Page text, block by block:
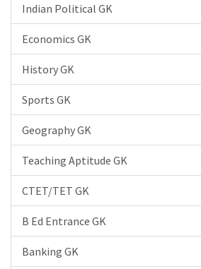
Indian Political GK
Economics GK
History GK
Sports GK
Geography GK
Teaching Aptitude GK
CTET/TET GK
B Ed Entrance GK
Banking GK